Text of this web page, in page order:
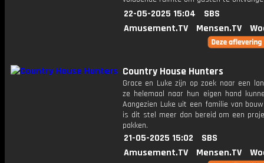
22-05-2025 15:04
SBS
Amusement.TV
Mensen.TV
Country House Hunters
Grace en Luke zijn op zoek naar een
ze helemaal naar hun eigen hand
Aangezien Luke uit een familie van
is dit stel meer dan bereid om een
pakken.
21-05-2025 15:02
SBS
Amusement.TV
Mensen.TV